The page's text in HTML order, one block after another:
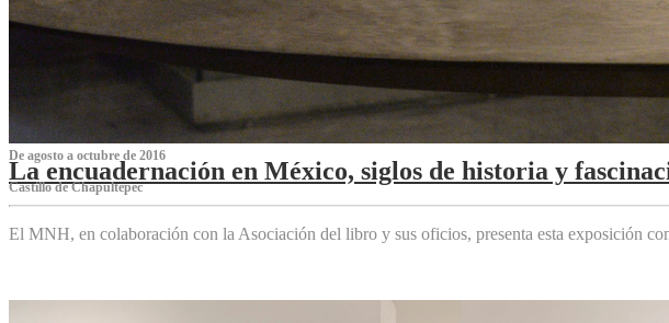
De agosto a octubre de 2016
La encuadernación en México, siglos de historia y
Castillo de Chapultepec
El MNH, en colaboración con la Asociación del libro y sus oficios, presenta esta exposición